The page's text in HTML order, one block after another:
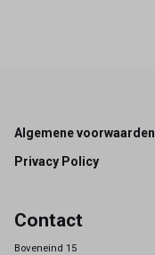
Footer
Algemene voorwaarden
Privacy Policy
Contact
Boveneind 15